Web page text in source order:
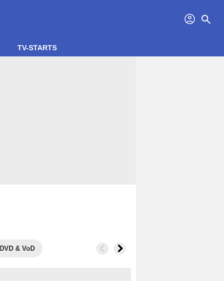
profil search
TV-STARTS
DVD & VoD